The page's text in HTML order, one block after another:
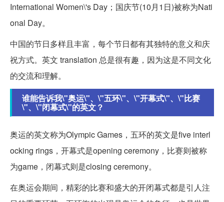
International Women\'s Day；国庆节(10月1日)被称为Nati
onal Day。
中国的节日多样且丰富，每个节日都有其独特的意义和庆
祝方式。英文 translation 总是很有趣，因为这是不同文化
的交流和理解。
谁能告诉我\"奥运\"、\"五环\"、\"开幕式\"、\"比赛
\"、\"闭幕式\"的英文？
奥运的英文称为Olympic Games，五环的英文是five interl
ocking rings，开幕式是opening ceremony，比赛则被称
为game，闭幕式则是closing ceremony。
在奥运会期间，精彩的比赛和盛大的开闭幕式都是引人注